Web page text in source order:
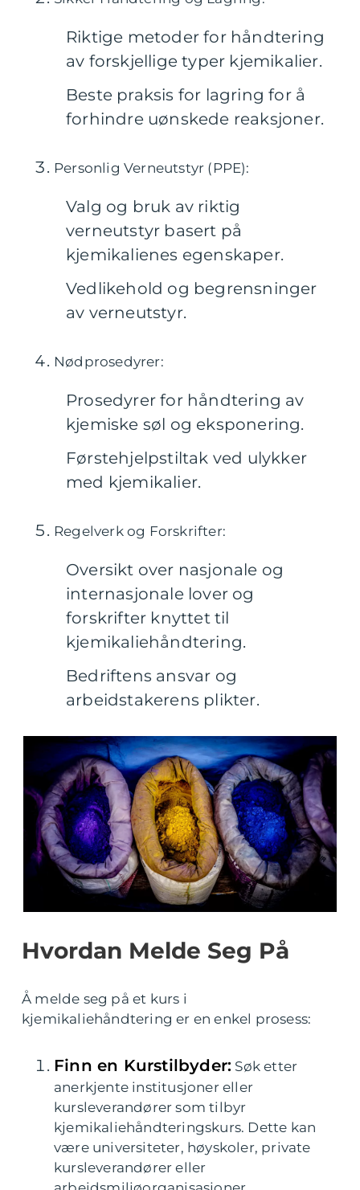
Riktige metoder for håndtering
av forskjellige typer kjemikalier.
Beste praksis for lagring for å
forhindre uønskede reaksjoner.
Personlig Verneutstyr (PPE):
Valg og bruk av riktig
verneutstyr basert på
kjemikalienes egenskaper.
Vedlikehold og begrensninger
av verneutstyr.
Nødprosedyrer:
Prosedyrer for håndtering av
kjemiske søl og eksponering.
Førstehjelpstiltak ved ulykker
med kjemikalier.
Regelverk og Forskrifter:
Oversikt over nasjonale og
internasjonale lover og
forskrifter knyttet til
kjemikaliehåndtering.
Bedriftens ansvar og
arbeidstakerens plikter.
Hvordan Melde Seg På
Å melde seg på et kurs i
kjemikaliehåndtering er en enkel prosess:
Finn en Kurstilbyder: Søk etter
anerkjente institusjoner eller
kursleverandører som tilbyr
kjemikaliehåndteringskurs. Dette kan
være universiteter, høyskoler, private
kursleverandører eller